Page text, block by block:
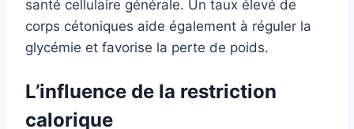
santé cellulaire générale. Un taux élevé de
corps cétoniques aide également à réguler la
glycémie et favorise la perte de poids.
L’influence de la restriction
calorique